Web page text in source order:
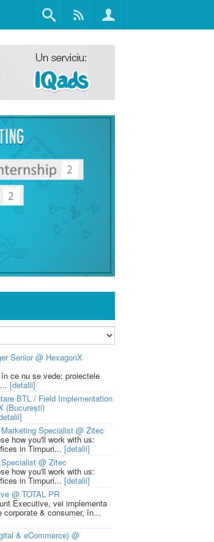
Senior @ HexagonX
ce nu se vede: proiectele
[detalii]
BTL / Field Implementation
(București)
Specialist @ Zitec
how you'll work with us:
in Timpuri... [detalii]
@ Zitec
how you'll work with us:
in Timpuri... [detalii]
@ TOTAL PR
Executive, vei implementa
corporate & consumer, în...
& eCommerce) @